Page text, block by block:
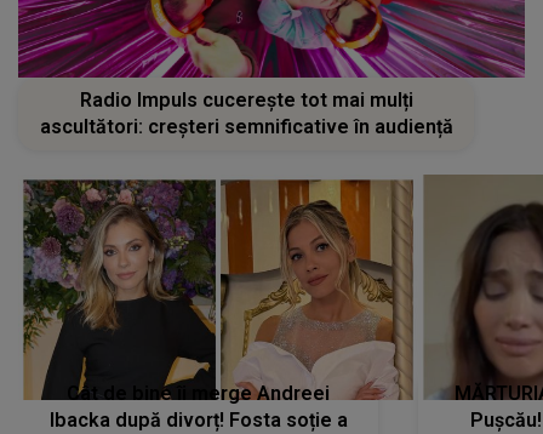
Radio Impuls cucerește tot mai mulți
ascultători: creșteri semnificative în audiență
Cât de bine îi merge Andreei
Ibacka după divorț! Fosta soție a